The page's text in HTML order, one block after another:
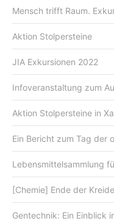
Mensch trifft Raum.
Aktion Stolpersteine
JIA Exkursionen 2022
Infoveranstaltung zum
Aktion Stolpersteine in
Ein Bericht zum Tag der
Lebensmittelsammlung
[Chemie] Ende der
Gentechnik: Ein Einblick